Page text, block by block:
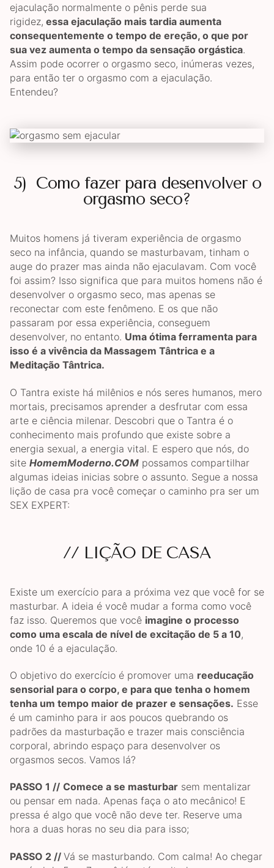
ejaculação normalmente o pênis perde sua
rigidez, essa ejaculação mais tardia aumenta
consequentemente o tempo de ereção, o que por
sua vez aumenta o tempo da sensação orgástica.
Assim pode ocorrer o orgasmo seco, inúmeras vezes,
para então ter o orgasmo com a ejaculação.
Entendeu?
5) Como fazer para desenvolver o
orgasmo seco?
Muitos homens já tiveram experiência de orgasmo
seco na infância, quando se masturbavam, tinham o
auge do prazer mas ainda não ejaculavam. Com você
foi assim? Isso significa que para muitos homens não é
desenvolver o orgasmo seco, mas apenas se
reconectar com este fenômeno. E os que não
passaram por essa experiência, conseguem
desenvolver, no entanto. Uma ótima ferramenta para
isso é a vivência da Massagem Tântrica e a
Meditação Tântrica.
O Tantra existe há milênios e nós seres humanos, mero
mortais, precisamos aprender a desfrutar com essa
arte e ciência milenar. Descobri que o Tantra é o
conhecimento mais profundo que existe sobre a
energia sexual, a energia vital. E espero que nós, do
site HomemModerno.COM possamos compartilhar
algumas ideias inicias sobre o assunto. Segue a nossa
lição de casa pra você começar o caminho pra ser um
SEX EXPERT:
// LIÇÃO DE CASA
Existe um exercício para a próxima vez que você for se
masturbar. A ideia é você mudar a forma como você
faz isso. Queremos que você imagine o processo
como uma escala de nível de excitação de 5 a 10,
onde 10 é a ejaculação.
O objetivo do exercício é promover uma reeducação
sensorial para o corpo, e para que tenha o homem
tenha um tempo maior de prazer e sensações. Esse
é um caminho para ir aos poucos quebrando os
padrões da masturbação e trazer mais consciência
corporal, abrindo espaço para desenvolver os
orgasmos secos. Vamos lá?
PASSO 1 // Comece a se masturbar sem mentalizar
ou pensar em nada. Apenas faça o ato mecânico! E
pressa é algo que você não deve ter. Reserve uma
hora a duas horas no seu dia para isso;
PASSO 2 // Vá se masturbando. Com calma! Ao chegar